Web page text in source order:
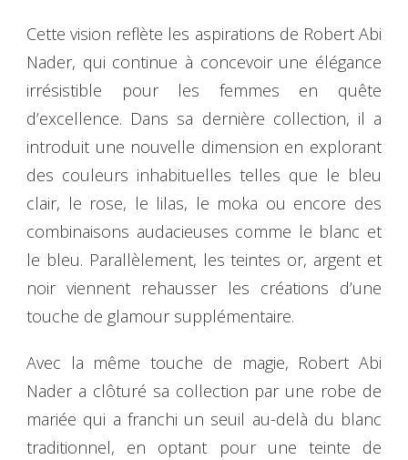
Cette vision reflète les aspirations de Robert Abi
Nader, qui continue à concevoir une élégance
irrésistible pour les femmes en quête
d’excellence. Dans sa dernière collection, il a
introduit une nouvelle dimension en explorant
des couleurs inhabituelles telles que le bleu
clair, le rose, le lilas, le moka ou encore des
combinaisons audacieuses comme le blanc et
le bleu. Parallèlement, les teintes or, argent et
noir viennent rehausser les créations d’une
touche de glamour supplémentaire.
Avec la même touche de magie, Robert Abi
Nader a clôturé sa collection par une robe de
mariée qui a franchi un seuil au-delà du blanc
traditionnel, en optant pour une teinte de